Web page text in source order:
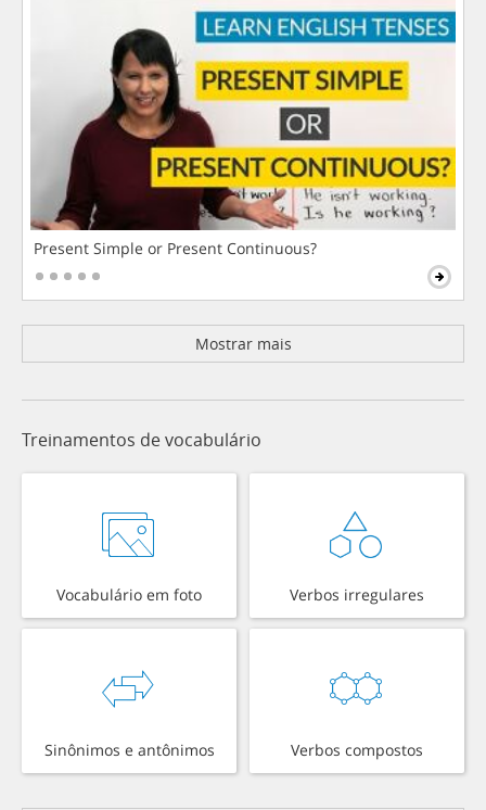
Present Simple or Present Continuous?
Mostrar mais
Treinamentos de vocabulário
Vocabulário em foto Verbos irregulares
Sinônimos e antônimos Verbos compostos